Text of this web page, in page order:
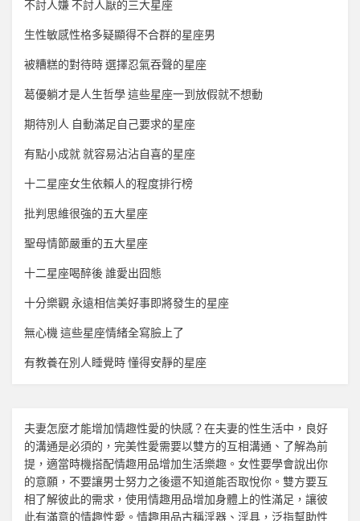
不討人嫌 不討人厭的三大星座
生性敏感性格多疑顯得不合群的星座男
被糟糕的對待時 選擇忍氣吞聲的星座
葛優躺才是人生哲學 這些星座一到放假就不想動
期待別人 自動滿足自己要求的星座
有點小成就 就容易沾沾自喜的星座
十二星座女生依賴人的程度排行榜
批判思維很強的五大星座
聖母情節嚴重的五大星座
十二星座喝醉後 誰愛出囧態
十分樂觀 永遠相信美好事即將發生的星座
無心機 這些星座情緒全寫臉上了
有教養在別人睡覺時 懂得安靜的星座
夫妻怎麼才能增加情趣性愛的快感？在夫妻的性生活中，良好
的溝通是必須的，完美性愛需要以雙方的互相溝通、了解為前
提，適當時機搭配情趣用品增加生活樂趣。女性要學會說出你
的意願，不要讓男士努力之後還不知道能否取悅你。雙方要互
相了解彼此的需求，使用情趣用品增加身體上的性滿足，讓彼
此有滿意的情趣性愛。 情趣用品古稱淫器、淫具，泛指幫助性